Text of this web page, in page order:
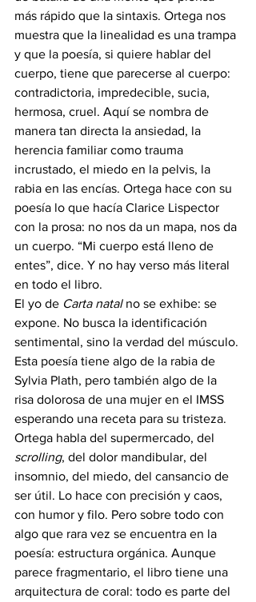
más rápido que la sintaxis. Ortega nos
muestra que la linealidad es una trampa
y que la poesía, si quiere hablar del
cuerpo, tiene que parecerse al cuerpo:
contradictoria, impredecible, sucia,
hermosa, cruel. Aquí se nombra de
manera tan directa la ansiedad, la
herencia familiar como trauma
incrustado, el miedo en la pelvis, la
rabia en las encías. Ortega hace con su
poesía lo que hacía Clarice Lispector
con la prosa: no nos da un mapa, nos da
un cuerpo. “Mi cuerpo está lleno de
entes”, dice. Y no hay verso más literal
en todo el libro.
El yo de Carta natal no se exhibe: se
expone. No busca la identificación
sentimental, sino la verdad del músculo.
Esta poesía tiene algo de la rabia de
Sylvia Plath, pero también algo de la
risa dolorosa de una mujer en el IMSS
esperando una receta para su tristeza.
Ortega habla del supermercado, del
scrolling, del dolor mandibular, del
insomnio, del miedo, del cansancio de
ser útil. Lo hace con precisión y caos,
con humor y filo. Pero sobre todo con
algo que rara vez se encuentra en la
poesía: estructura orgánica. Aunque
parece fragmentario, el libro tiene una
arquitectura de coral: todo es parte del